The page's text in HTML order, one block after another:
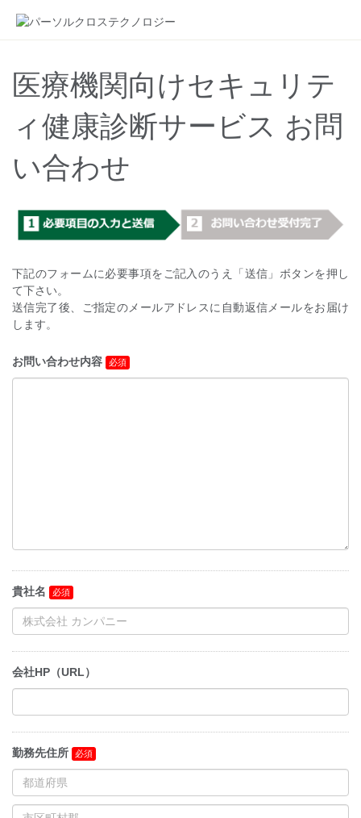
医療機関向けセキュリテ
ィ健康診断サービス お問
い合わせ
下記のフォームに必要事項をご記入のうえ「送信」ボタンを押し
て下さい。
送信完了後、ご指定のメールアドレスに自動返信メールをお届け
します。
お問い合わせ内容
貴社名
会社HP（URL）
勤務先住所